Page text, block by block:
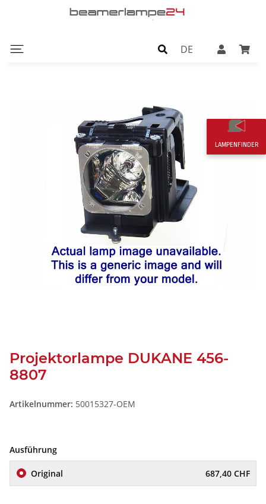
DE
Projektorlampe DUKANE 456-
8807
Artikelnummer: 50015327-OEM
Ausführung
Original 687,40 CHF
LAMPENFINDER